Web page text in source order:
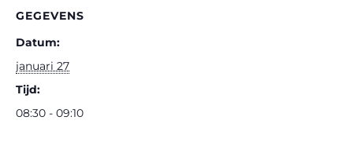
GEGEVENS
Datum:
januari 27
Tijd:
08:30 - 09:10